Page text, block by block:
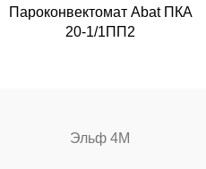
Пароконвектомат Abat ПКА
20-1/1ПП2
Эльф 4М